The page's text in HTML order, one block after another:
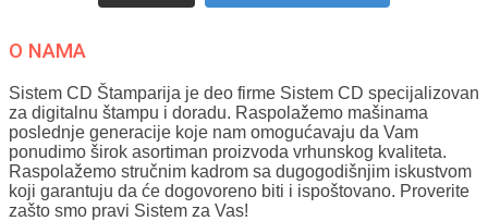
O NAMA
Sistem CD Štamparija je deo firme Sistem CD specijalizovan
za digitalnu štampu i doradu. Raspolažemo mašinama
poslednje generacije koje nam omogućavaju da Vam
ponudimo širok asortiman proizvoda vrhunskog kvaliteta.
Raspolažemo stručnim kadrom sa dugogodišnjim iskustvom
koji garantuju da će dogovoreno biti i ispoštovano. Proverite
zašto smo pravi Sistem za Vas!